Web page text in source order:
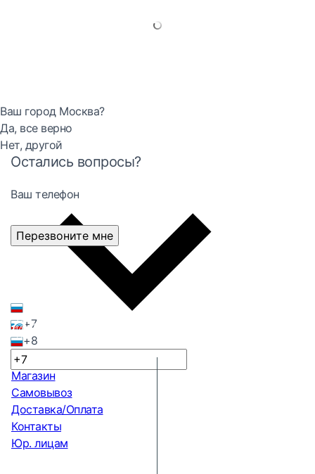
Ваш город Москва?
Да, все верно
Нет, другой
Остались вопросы?
Ваш телефон
+7
+8
Перезвоните мне
Магазин
Самовывоз
Доставка/Оплата
Контакты
Юр. лицам